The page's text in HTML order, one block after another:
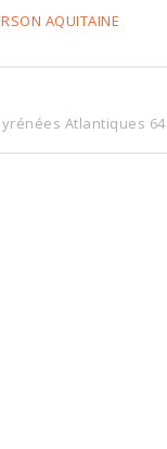
AQUITAINE
Atlantiques 64